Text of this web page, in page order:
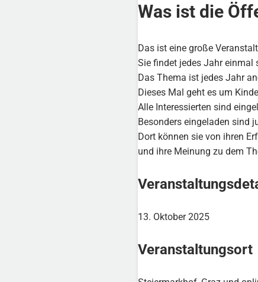
Was ist die
Das ist eine große
Sie findet jedes Jahr einmal
Das Thema ist jedes Jahr
Dieses Mal geht es um
Alle Interessierten sind
Besonders eingeladen sind
Dort können sie von ihren
und ihre Meinung zu dem
13. Oktober 2025
Veranstaltungsort